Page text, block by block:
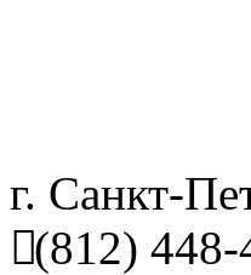
г. Санкт-
(812) 448-